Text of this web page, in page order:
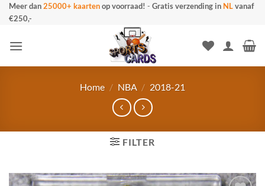
Ga
naar
Meer dan25000+ kaartenop voorraad! - Gratis verzending in NLvanaf
€250,-
Home / NBA / 2018-21
FILTER